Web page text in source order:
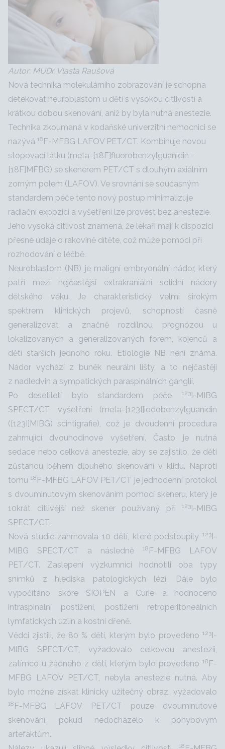
Autor: MUDr. Vlasta Raušová
Nová technika molekulárního zobrazování je schopna
detekovat neuroblastom u dětí s vysokou citlivostí a
krátkou dobou skenování, aniž by byla nutná anestezie.
Technika zkoumaná v kodaňské univerzitní nemocnici se
nazývá 18 F-MFBG LAFOV PET/CT. Kombinuje novou
stopovací látku (meta-[18F]fluorobenzylguanidin -
[18F]MFBG) se skenerem PET/CT s dlouhým axiálním
zorným polem (LAFOV). Ve srovnání se současným
standardem péče tento nový postup minimalizuje
radiační expozici a vyšetření lze provést bez anestezie.
Jeho vysoká citlivost znamená, že lékaři mají k dispozici
přesné údaje o rakovině dítěte, což může pomoci při
rozhodování o léčbě.
Neuroblastom (NB) je maligní embryonální nádor, který
patří mezi nejčastější extrakraniální solidní nádory
dětského věku. Je charakteristický velmi širokým
spektrem klinických projevů, schopností časně
generalizovat a značně rozdílnou prognózou u
lokalizovaných a generalizovaných forem, kojenců a
dětí starších jednoho roku. Etiologie NB není známa.
Nádor vychází z buněk neurální lišty, a to nejčastěji
z nadledvin a sympatických paraspinálních ganglií.
Po desetiletí bylo standardem péče
123I-MIBG
SPECT/CT vyšetření (meta-[123I]iodobenzylguanidin
([123I]MIBG) scintigrafie), což je dvoudenní procedura
zahrnující dvouhodinové vyšetření. Často je nutná
sedace nebo celková anestezie, aby se zajistilo, že děti
zůstanou během dlouhého skenování v klidu. Naproti
tomu 18 F-MFBG LAFOV PET/CT je jednodenní protokol
s dvouminutovým skenováním pomocí skeneru, který je
10krát citlivější než skener používaný při
123I-MIBG
SPECT/CT.
Nová studie zahrnovala 10 dětí, které podstoupily 123I-
MIBG SPECT/CT a následně
18 F-MFBG LAFOV
PET/CT. Zaslepení výzkumníci hodnotili oba typy
snímků z hlediska patologických lézí. Dále bylo
vypočítáno skóre SIOPEN a Curie a hodnoceno
intraspinální postižení, postižení retroperitoneálních
lymfatických uzlin a kostní dřeně.
Vědci zjistili, že 80 % dětí, kterým bylo provedeno 123I-
MIBG SPECT/CT, vyžadovalo celkovou anestezii,
zatímco u žádného z dětí, kterým bylo provedeno 18 F-
MFBG LAFOV PET/CT, nebyla anestezie nutná. Aby
bylo možné získat klinicky užitečný obraz, vyžadovalo
18 F-MFBG LAFOV PET/CT pouze dvouminutové
skenování, pokud nedocházelo k pohybovým
artefaktům.
18